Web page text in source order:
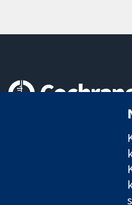
The Cochrane Collaboration is